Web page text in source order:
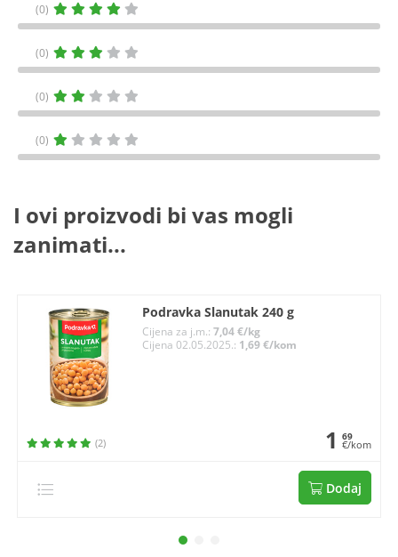
(0)
(0)
(0)
(0)
I ovi proizvodi bi vas mogli
zanimati...
Podravka Slanutak 240 g
Cijena za j.m.:7,04 €/kg
Cijena 02.05.2025.: 1,69 €/kom
(2) 1 69
€/kom
Dodaj